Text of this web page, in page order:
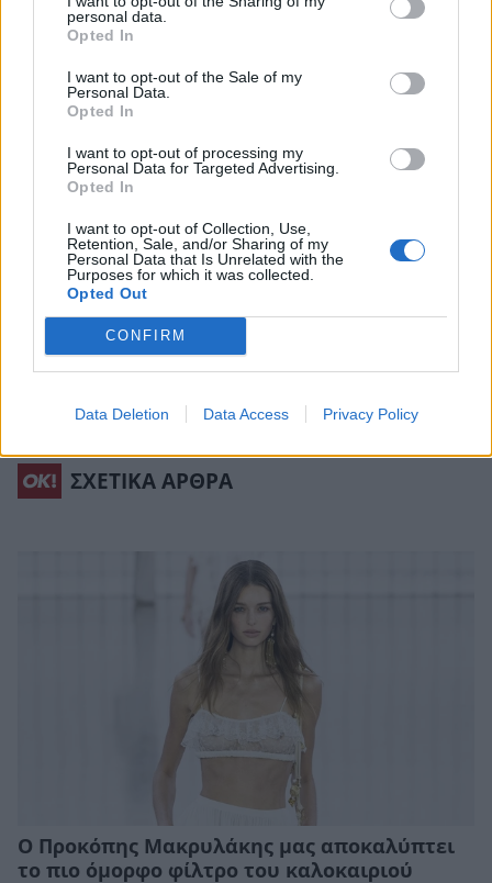
personal data.
Opted In
I want to opt-out of the Sale of my
Personal Data.
Opted In
I want to opt-out of processing my
Personal Data for Targeted Advertising.
Opted In
I want to opt-out of Collection, Use,
Retention, Sale, and/or Sharing of my
Personal Data that Is Unrelated with the
Purposes for which it was collected.
Opted Out
CONFIRM
Data Deletion Data Access Privacy Policy
προϊόντα σας και, αντί για πούδρα σε όλο το
πούδρα ελεύθερης μορφής (setting powder)
ένα μικρό πινέλο. Στο τέλος, κλειδώστε το look
με ένα ενυδατικό setting spray. Με αυτόν τον
τρόπο, η λάμψη στα ζυγωματικά σας θα δείχνει
απόλυτα φυσική και υγρή, αλλά το μακιγιάζ σας
δεν θα «λιώσει» κάτω από τον ήλιο!
Διαβάστε επίσης:Χάιντι Κλουμ: H value for
απόλυτο πρωταγωνιστή στις Κάννες
ΣΧΕΤΙΚΑ ΑΡΘΡΑ
Ο Προκόπης Μακρυλάκης μας αποκαλύπτει
το πιο όμορφο φίλτρο του καλοκαιριού